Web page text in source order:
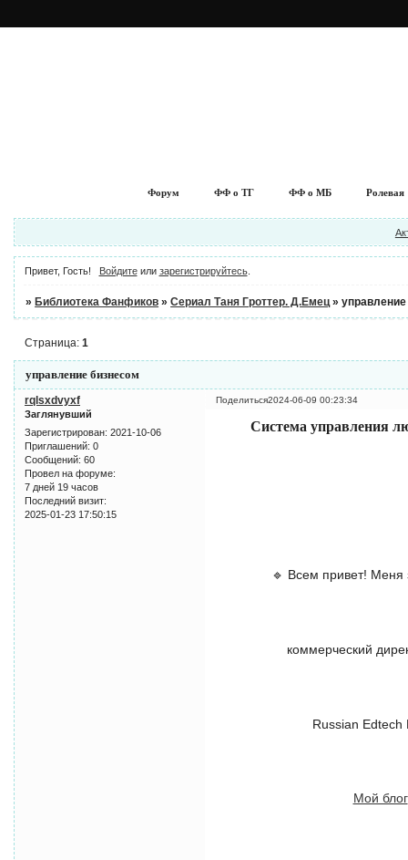
Форум ФФ о ТГ ФФ о МБ Ролевая
Привет, Гость! Войдитеили зарегистрируйтесь.
» Библиотека Фанфиков »Cериал Таня Гроттер. Д.Емец »
управление бизнесом
Страница:1
Поделиться2024-06-09 00:23:34
rqlsxdvyxf
Заглянувший
Зарегистрирован: 2021-10-06
Приглашений: 0
Сообщений: 60
Провел на форуме:
7 дней 19 часов
Последний визит:
2025-01-23 17:50:15
Система управления
🔹 Всем привет! Меня
коммерческий
Russian Edtech
Мой блог